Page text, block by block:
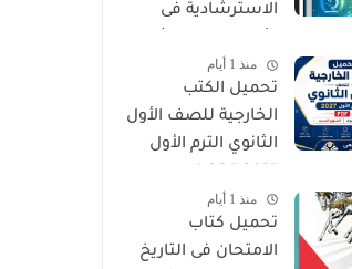
الاسترشادية فى
الثانوي 2026
منذ 1 أيام
تحميل الكتب
الخارجية للصف الأول
الثانوي الترم الأول
المواد المنهج
الجديد)
منذ 1 أيام
تحميل كتاب
الامتحان فى التاريخ